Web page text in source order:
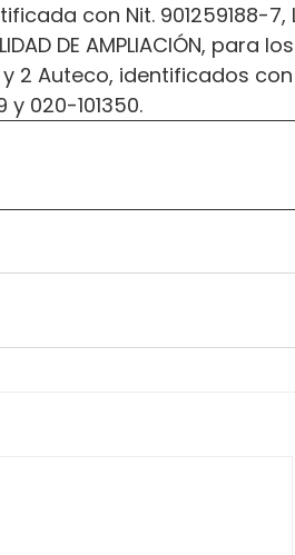
con Nit. 901259188-7,
DE AMPLIACIÓN,
y 2 Auteco, identificados
y 020-101350.